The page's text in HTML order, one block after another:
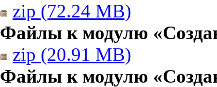
zip (72.24 MB)
Файлы к модулю
zip (20.91 MB)
Файлы к модулю